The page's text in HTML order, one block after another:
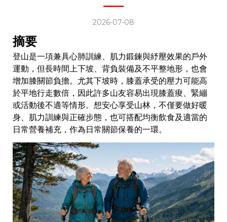
2026-07-08
摘要
登山是一項兼具心肺訓練、肌力鍛鍊與紓壓效果的戶外
運動，但長時間上下坡、背負裝備及不平整地形，也會
增加膝關節負擔。尤其下坡時，膝蓋承受的壓力可能高
於平地行走數倍，因此許多山友容易出現膝蓋痠、緊繃
或活動後不適等情形。想安心享受山林，不僅要做好暖
身、肌力訓練與正確步態，也可搭配均衡飲食及適當的
日常營養補充，作為日常關節保養的一環。